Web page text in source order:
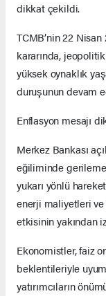
dikkat çekildi.
TCMB’nin 22
kararında,
yüksek oynaklık
duruşunun devam
Enflasyon mesajı
Merkez Bankası
eğiliminde
yukarı yönlü
enerji maliyetleri
etkisinin yakından
Ekonomistler, faiz
beklentileriyle
yatırımcıların